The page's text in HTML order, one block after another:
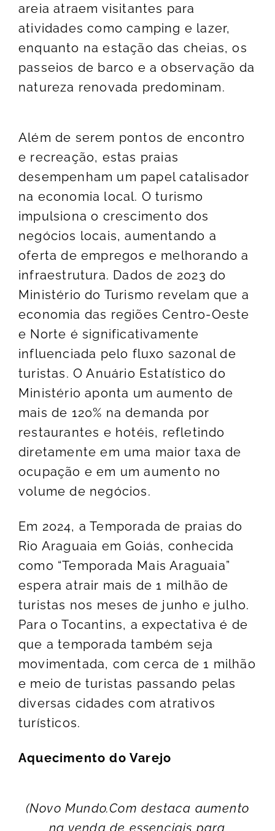
areia atraem visitantes para
atividades como camping e lazer,
enquanto na estação das cheias, os
passeios de barco e a observação da
natureza renovada predominam.
Além de serem pontos de encontro
e recreação, estas praias
desempenham um papel catalisador
na economia local. O turismo
impulsiona o crescimento dos
negócios locais, aumentando a
oferta de empregos e melhorando a
infraestrutura. Dados de 2023 do
Ministério do Turismo revelam que a
economia das regiões Centro-Oeste
e Norte é significativamente
influenciada pelo fluxo sazonal de
turistas. O Anuário Estatístico do
Ministério aponta um aumento de
mais de 120% na demanda por
restaurantes e hotéis, refletindo
diretamente em uma maior taxa de
ocupação e em um aumento no
volume de negócios.
Em 2024, a Temporada de praias do
Rio Araguaia em Goiás, conhecida
como “Temporada Mais Araguaia”
espera atrair mais de 1 milhão de
turistas nos meses de junho e julho.
Para o Tocantins, a expectativa é de
que a temporada também seja
movimentada, com cerca de 1 milhão
e meio de turistas passando pelas
diversas cidades com atrativos
turísticos.
Aquecimento do Varejo
(Novo Mundo.Com destaca aumento
na venda de essenciais para